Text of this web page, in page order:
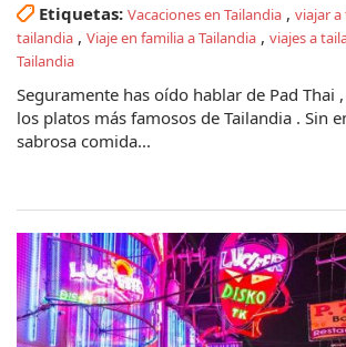
Etiquetas: Vacaciones en Tailandia , viajar
tailandia , Viaje en familia a Tailandia , viajes a
Tailandia
Seguramente has oído hablar de Pad Thai
los platos más famosos de Tailandia . Sin
sabrosa comida...